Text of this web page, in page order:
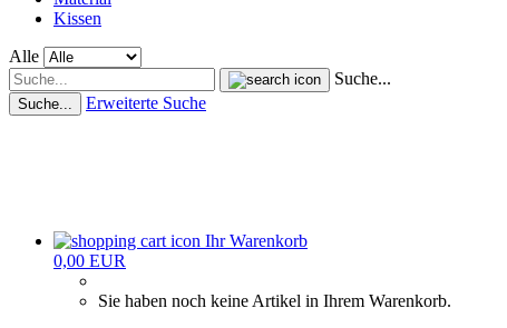
Kissen
Alle
Suche...
Suche... Erweiterte Suche
Ihr Warenkorb
0,00 EUR
Sie haben noch keine Artikel in Ihrem Warenkorb.